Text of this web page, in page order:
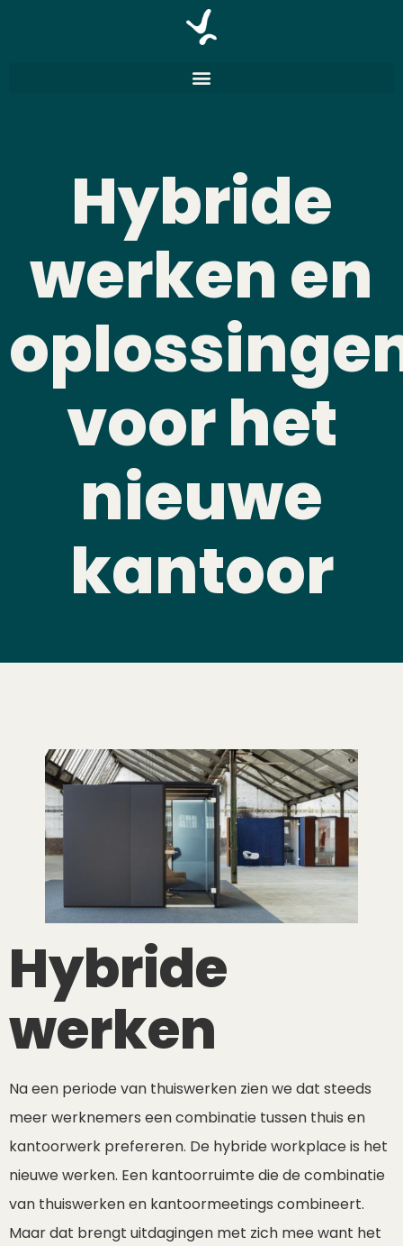
Hybride
werken en
voor het
nieuwe
kantoor
Hybride
werken
Na een periode van thuiswerken zien we dat steeds
meer werknemers een combinatie tussen thuis en
kantoorwerk prefereren. De hybride workplace is het
nieuwe werken. Een kantoorruimte die de combinatie
van thuiswerken en kantoormeetings combineert.
Maar dat brengt uitdagingen met zich mee want het